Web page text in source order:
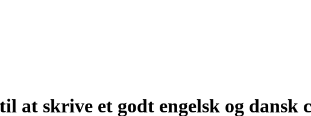
at skrive et godt engelsk og dansk